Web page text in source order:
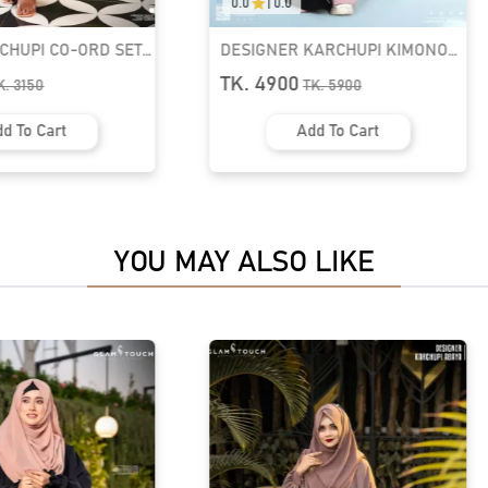
KIMONO
5900
To Cart
0.0 0.0
HUSNA KARCHUPI CO-ORD SET |
GT-2110
TK. 2650 TK.3150
Add To Cart
YOU MAY ALSO LIKE